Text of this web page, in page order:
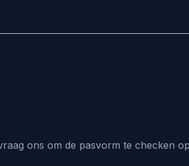
ons om de pasvorm te checken